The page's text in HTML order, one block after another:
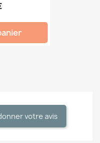
votre avis